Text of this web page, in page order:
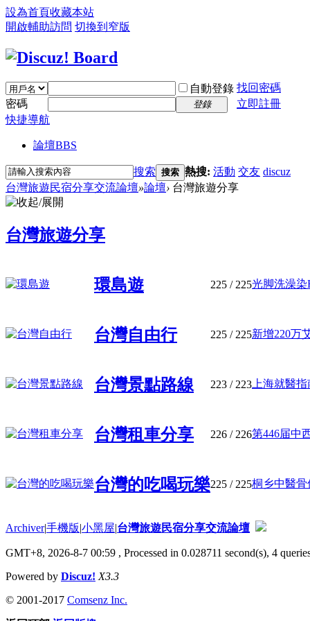
設為首頁收藏本站
開啟輔助訪問 切換到窄版
自動登錄 找回密碼
密碼
登錄
立即註冊
快捷導航
論壇BBS
搜索 搜索 熱搜: 活動 交友 discuz
台灣旅遊民宿分享交流論壇»論壇› 台灣旅遊分享
台灣旅遊分享
環島遊 225 / 225光脚洗澡染
台灣自由行 225 / 225新增220万
台灣景點路線 223 / 223 上海就醫
台灣租車分享 226 / 226第446届中
台灣的吃喝玩樂225 / 225桐乡中醫骨
Archiver|手機版|小黑屋|台灣旅遊民宿分享交流論壇
GMT+8, 2026-8-7 00:59 , Processed in 0.028711 second(s), 4
Powered by Discuz! X3.3
© 2001-2017 Comsenz Inc.